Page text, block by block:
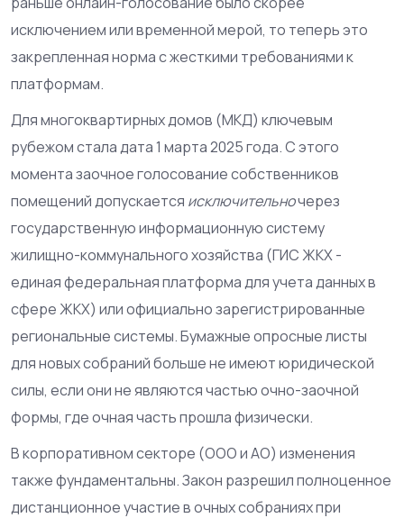
исключением или временной мерой, то теперь это
закрепленная норма с жесткими требованиями к
платформам.
Для многоквартирных домов (МКД) ключевым
рубежом стала дата 1 марта 2025 года. С этого
момента заочное голосование собственников
помещений допускается исключительночерез
государственную информационную систему
жилищно-коммунального хозяйства (ГИС ЖКХ-
единая федеральная платформа для учета данных в
сфере ЖКХ) или официально зарегистрированные
региональные системы. Бумажные опросные листы
для новых собраний больше не имеют юридической
силы, если они не являются частью очно-заочной
формы, где очная часть прошла физически.
В корпоративном секторе (ООО и АО) изменения
также фундаментальны. Закон разрешил полноценное
дистанционное участие в очных собраниях при